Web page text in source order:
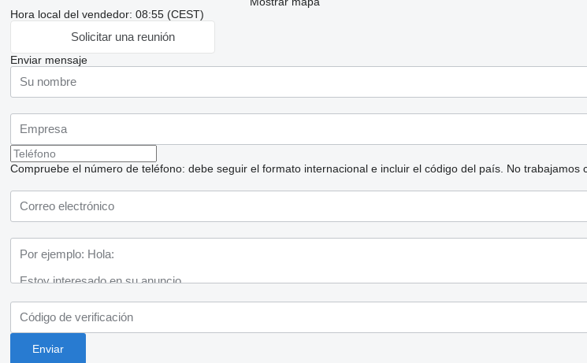
Hora local del vendedor: 08:55 (CEST)
Solicitar una reunión
Enviar mensaje
Compruebe el número de teléfono: debe seguir el formato internacional e incluir el código del país. No trabajamos